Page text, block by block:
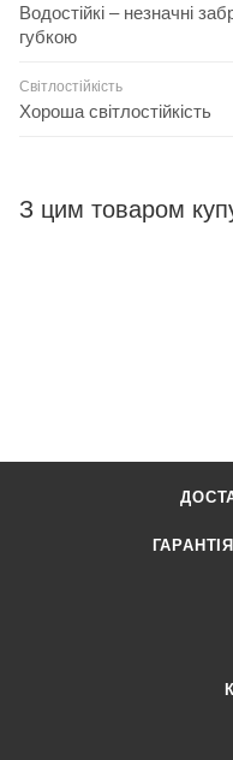
Водостійкі – незначні
губкою
Світлостійкість
Хороша світлостійкість
З цим товаром